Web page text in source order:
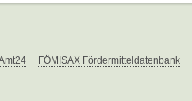
FÖMISAX Fördermitteldatenbank